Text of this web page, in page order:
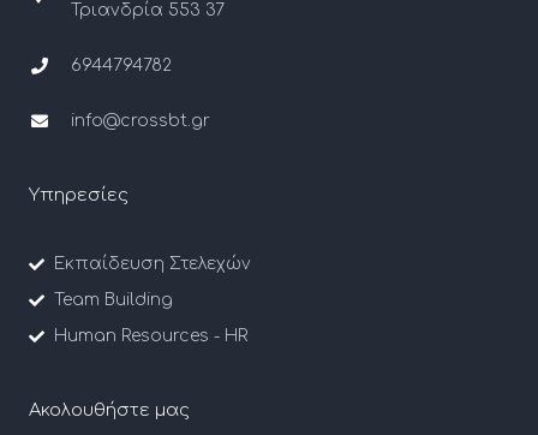
Τριανδρία 553 37
6944794782
info@crossbt.gr
Υπηρεσίες
Εκπαίδευση Στελεχών
Team Building
Human Resources - HR
Ακολουθήστε μας